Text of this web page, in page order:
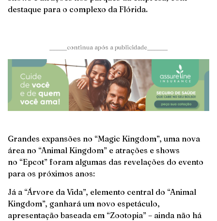
destaque para o complexo da Flórida.
______continua após a publicidade_______
Grandes expansões no “Magic Kingdom”, uma nova
área no “Animal Kingdom” e atrações e shows
no “Epcot” foram algumas das revelações do evento
para os próximos anos:
Já a “Árvore da Vida”, elemento central do “Animal
Kingdom”, ganhará um novo espetáculo,
apresentação baseada em “Zootopia” – ainda não há